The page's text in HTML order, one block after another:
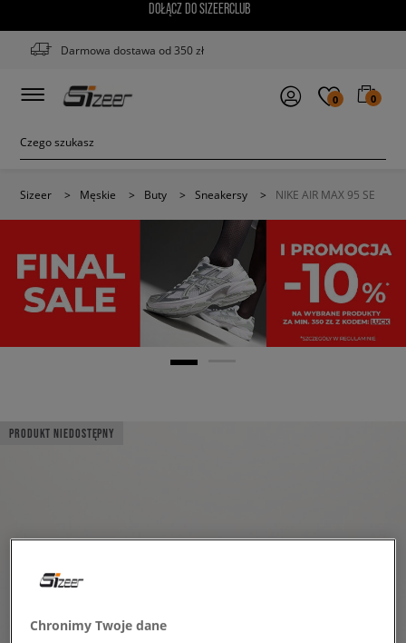
DOŁĄCZ DO SIZEERCLUB
Darmowa dostawa od 350 zł
0 0
Sizeer > Męskie > Buty > Sneakersy > NIKE AIR MAX 95 SE
PRODUKT NIEDOSTĘPNY
Chronimy Twoje dane